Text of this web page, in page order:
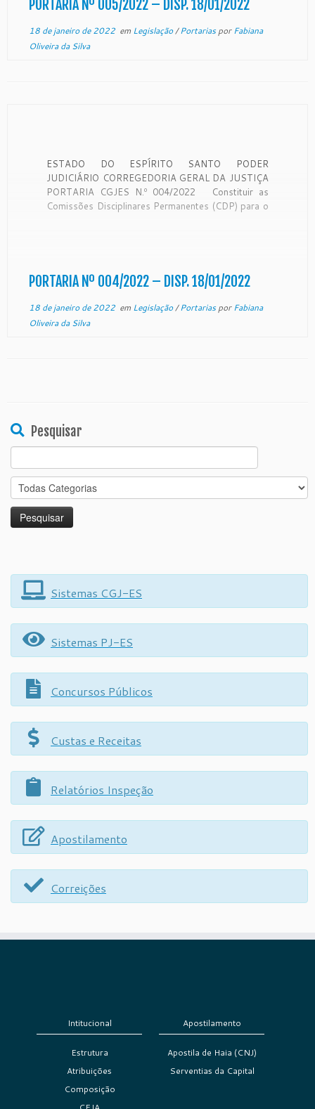
PORTARIA Nº 005/2022 – DISP. 18/01/2022
18 de janeiro de 2022em Legislação/PortariasporFabiana
Oliveira da Silva
ESTADO DO ESPÍRITO SANTO PODER
JUDICIÁRIO CORREGEDORIA GERAL DA JUSTIÇA
PORTARIA CGJES N.º 004/2022 Constituir as
Comissões Disciplinares Permanentes (CDP) para o
[…]
PORTARIA Nº 004/2022 – DISP. 18/01/2022
18 de janeiro de 2022em Legislação/PortariasporFabiana
Oliveira da Silva
Pesquisar
for:
Sistemas CGJ-ES
Sistemas PJ-ES
Concursos Públicos
Custas e Receitas
Relatórios Inspeção
Apostilamento
Correições
Intitucional
Estrutura
Atribuições
Composição
Apostilamento
Apostila de Haia (CNJ)
Serventias da Capital